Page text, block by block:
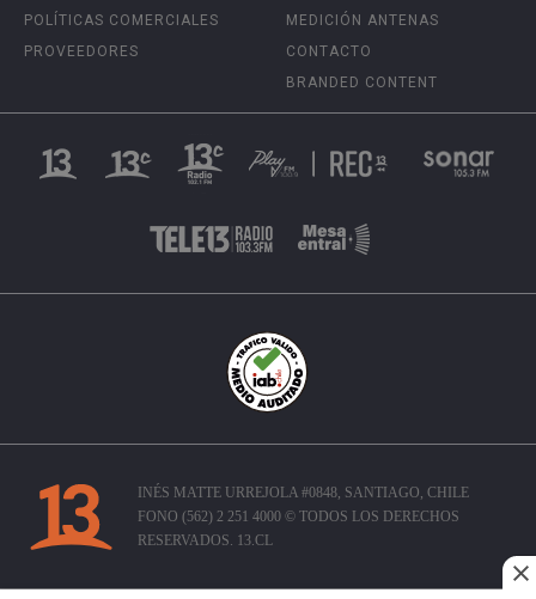
POLÍTICAS COMERCIALES
PROVEEDORES
MEDICIÓN ANTENAS
CONTACTO
BRANDED CONTENT
INÉS MATTE URREJOLA #0848, SANTIAGO, CHILE
FONO (562) 2 251 4000 © TODOS LOS DERECHOS
RESERVADOS. 13.CL